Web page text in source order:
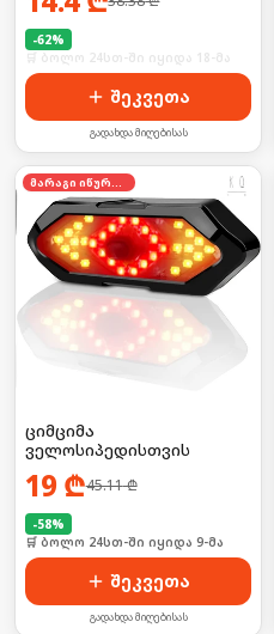
-62%
🛒 ბოლო 24სთ-ში იყიდა 18-მა
შეკვეთა
გადახდა მიღებისას
მარაგი იწურება
ციმციმა
ველოსიპედისთვის
19 ₾45.11₾
-58%
🛒 ბოლო 24სთ-ში იყიდა 9-მა
შეკვეთა
გადახდა მიღებისას